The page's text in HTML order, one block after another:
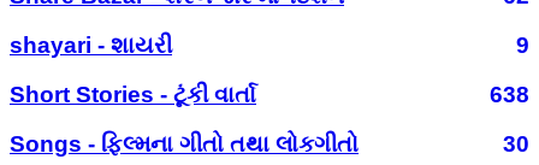
shayari - શાયરી
9
Short Stories - ટૂંકી વાર્તા
638
Songs - ફિલ્મના ગીતો તથા લોકગીતો
30